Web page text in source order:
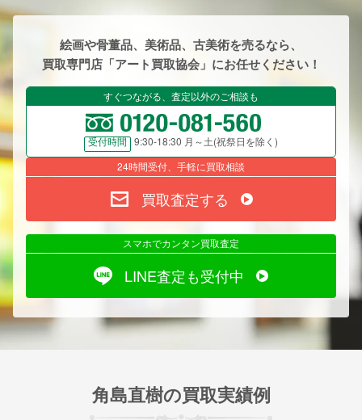
絵画や骨董品、美術品、古美術を売るなら、
買取専門店「アート買取協会」にお任せください！
すぐつながる、査定以外のご相談も
受付時間
9:30-18:30 月～土(祝祭日を除く)
24時間受付、手軽に買取相談
買取査定する
スマホでカンタン買取査定
LINE査定も受付中
角島直樹の買取実績例